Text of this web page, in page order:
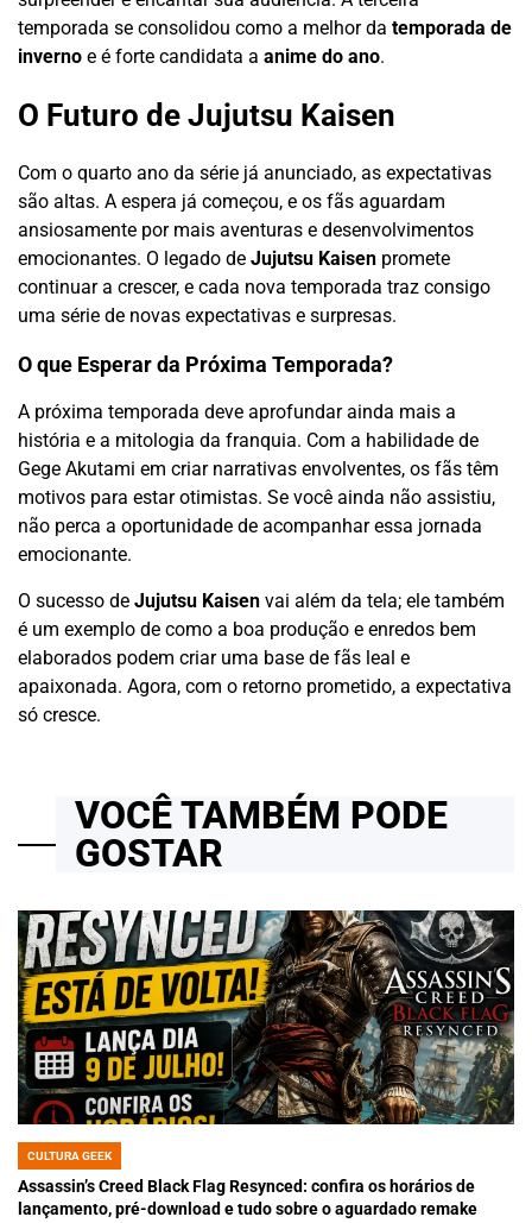
temporada se consolidou como a melhor da temporada de
inverno e é forte candidata a anime do ano.
O Futuro de Jujutsu Kaisen
Com o quarto ano da série já anunciado, as expectativas
são altas. A espera já começou, e os fãs aguardam
ansiosamente por mais aventuras e desenvolvimentos
emocionantes. O legado de Jujutsu Kaisen promete
continuar a crescer, e cada nova temporada traz consigo
uma série de novas expectativas e surpresas.
O que Esperar da Próxima Temporada?
A próxima temporada deve aprofundar ainda mais a
história e a mitologia da franquia. Com a habilidade de
Gege Akutami em criar narrativas envolventes, os fãs têm
motivos para estar otimistas. Se você ainda não assistiu,
não perca a oportunidade de acompanhar essa jornada
emocionante.
O sucesso de Jujutsu Kaisen vai além da tela; ele também
é um exemplo de como a boa produção e enredos bem
elaborados podem criar uma base de fãs leal e
apaixonada. Agora, com o retorno prometido, a expectativa
só cresce.
VOCÊ TAMBÉM PODE
GOSTAR
POSTED
IN
CULTURA GEEK
Assassin’s Creed Black Flag Resynced: confira os horários de
lançamento, pré-download e tudo sobre o aguardado remake